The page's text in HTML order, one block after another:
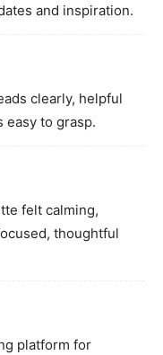
and inspiration.
clearly, helpful
easy to grasp.
felt calming,
thoughtful
platform for